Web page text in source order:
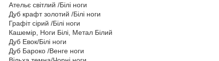
Ательє світлий /Білі ноги
Дуб крафт золотий /Білі ноги
Графіт сірий /Білі ноги
Кашемір, Ноги Білі, Метал Білий
Дуб Евок/Білі ноги
Дуб Бароко /Венге ноги